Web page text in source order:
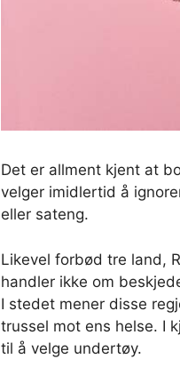
Det er allment kjent at
velger imidlertid å
eller sateng.
Likevel forbød tre land,
handler ikke om
I stedet mener disse
trussel mot ens helse. I
til å velge undertøy.